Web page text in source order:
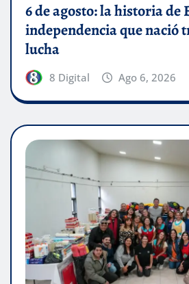
6 de agosto: la historia de
independencia que nació
lucha
8 Digital Ago 6, 2026